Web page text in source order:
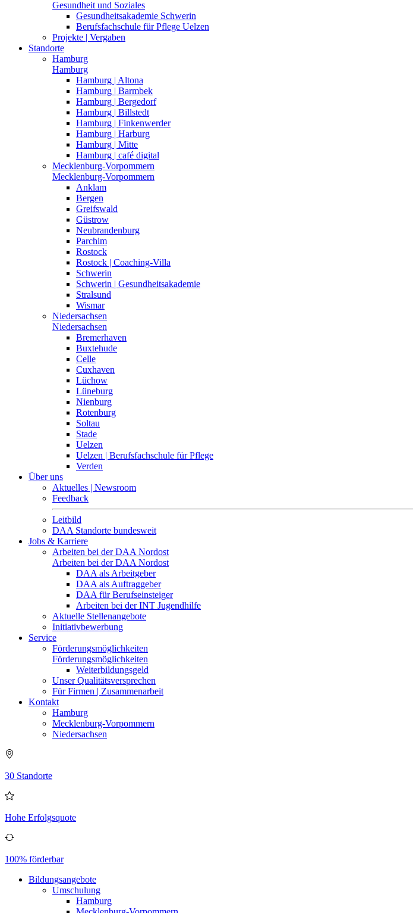
Gesundheit und Soziales
Gesundheitsakademie Schwerin
Berufsfachschule für Pflege Uelzen
Projekte | Vergaben
Standorte
Hamburg
Hamburg
Hamburg | Altona
Hamburg | Barmbek
Hamburg | Bergedorf
Hamburg | Billstedt
Hamburg | Finkenwerder
Hamburg | Harburg
Hamburg | Mitte
Hamburg | café digital
Mecklenburg-Vorpommern
Mecklenburg-Vorpommern
Anklam
Bergen
Greifswald
Güstrow
Neubrandenburg
Parchim
Rostock
Rostock | Coaching-Villa
Schwerin
Schwerin | Gesundheitsakademie
Stralsund
Wismar
Niedersachsen
Niedersachsen
Bremerhaven
Buxtehude
Celle
Cuxhaven
Lüchow
Lüneburg
Nienburg
Rotenburg
Soltau
Stade
Uelzen
Uelzen | Berufsfachschule für Pflege
Verden
Über uns
Aktuelles | Newsroom
Feedback
Leitbild
DAA Standorte bundesweit
Jobs & Karriere
Arbeiten bei der DAA Nordost
Arbeiten bei der DAA Nordost
DAA als Arbeitgeber
DAA als Auftraggeber
DAA für Berufseinsteiger
Arbeiten bei der INT Jugendhilfe
Aktuelle Stellenangebote
Initiativbewerbung
Service
Förderungsmöglichkeiten
Förderungsmöglichkeiten
Weiterbildungsgeld
Unser Qualitätsversprechen
Für Firmen | Zusammenarbeit
Kontakt
Hamburg
Mecklenburg-Vorpommern
Niedersachsen
30 Standorte
Hohe Erfolgsquote
100% förderbar
Bildungsangebote
Umschulung
Hamburg